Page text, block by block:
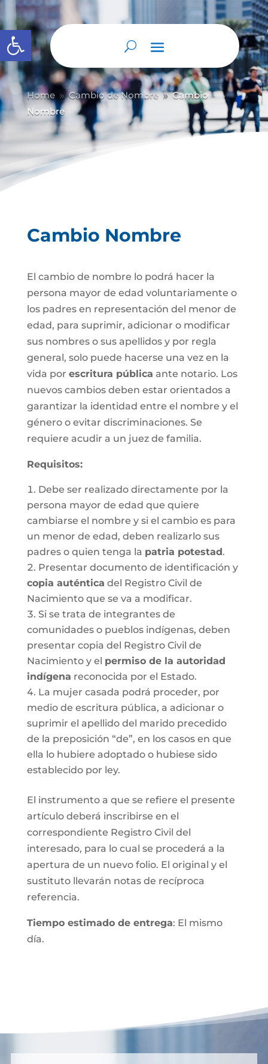
Abrir barra de herramientas
Home 9 Cambio de Nombre 9 Cambio
Nombre
Cambio Nombre
El cambio de nombre lo podrá hacer la
persona mayor de edad voluntariamente o
los padres en representación del menor de
edad, para suprimir, adicionar o modificar
sus nombres o sus apellidos y por regla
general, solo puede hacerse una vez en la
vida por escritura pública ante notario. Los
nuevos cambios deben estar orientados a
garantizar la identidad entre el nombre y el
género o evitar discriminaciones. Se
requiere acudir a un juez de familia.
Requisitos:
Debe ser realizado directamente por la
persona mayor de edad que quiere
cambiarse el nombre y si el cambio es para
un menor de edad, deben realizarlo sus
padres o quien tenga la patria potestad.
Presentar documento de identificación y
copia auténtica del Registro Civil de
Nacimiento que se va a modificar.
Si se trata de integrantes de
comunidades o pueblos indígenas, deben
presentar copia del Registro Civil de
Nacimiento y el permiso de la autoridad
indígena reconocida por el Estado.
La mujer casada podrá proceder, por
medio de escritura pública, a adicionar o
suprimir el apellido del marido precedido
de la preposición “de”, en los casos en que
ella lo hubiere adoptado o hubiese sido
establecido por ley.
El instrumento a que se refiere el presente
artículo deberá inscribirse en el
correspondiente Registro Civil del
interesado, para lo cual se procederá a la
apertura de un nuevo folio. El original y el
sustituto llevarán notas de recíproca
referencia.
Tiempo estimado de entrega: El mismo
día.